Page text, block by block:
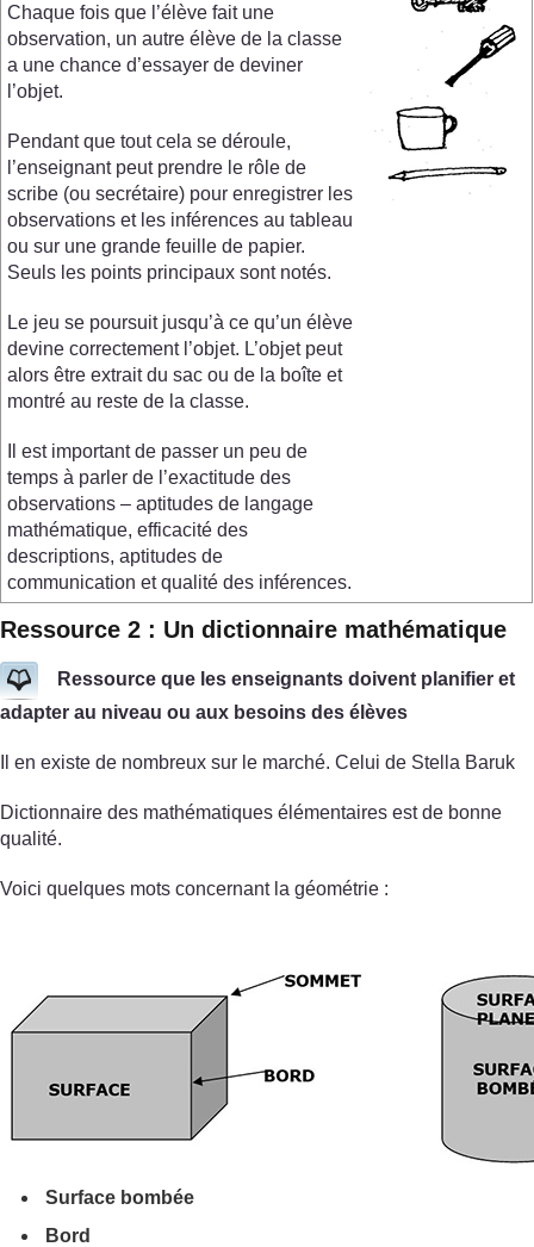
Chaque fois que l’élève fait une
observation, un autre élève de la classe
a une chance d’essayer de deviner
l’objet.
Pendant que tout cela se déroule,
l’enseignant peut prendre le rôle de
scribe (ou secrétaire) pour enregistrer les
observations et les inférences au tableau
ou sur une grande feuille de papier.
Seuls les points principaux sont notés.
Le jeu se poursuit jusqu’à ce qu’un élève
devine correctement l’objet. L’objet peut
alors être extrait du sac ou de la boîte et
montré au reste de la classe.
Il est important de passer un peu de
temps à parler de l’exactitude des
observations – aptitudes de langage
mathématique, efficacité des
descriptions, aptitudes de
communication et qualité des inférences.
Ressource 2 : Un dictionnaire mathématique
Ressource que les enseignants doivent planifier et
adapter au niveau ou aux besoins des élèves
Il en existe de nombreux sur le marché. Celui de Stella Baruk
Dictionnaire des mathématiques élémentaires est de bonne
qualité.
Voici quelques mots concernant la géométrie :
Surface bombée
Bord